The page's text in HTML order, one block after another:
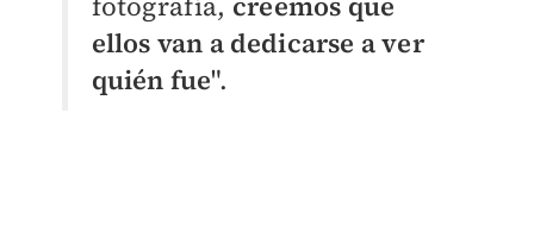
ellos van a dedicarse a ver
quién fue".